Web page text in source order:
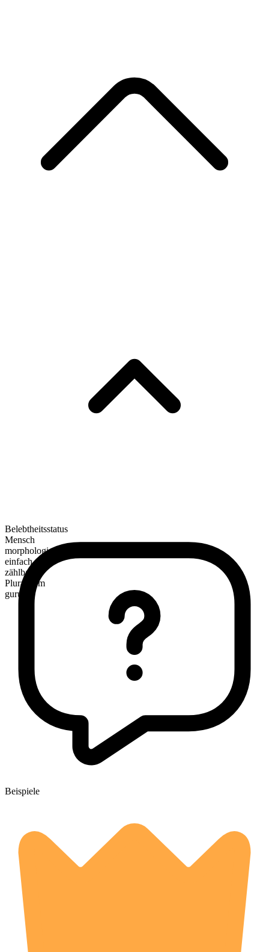
Belebtheitsstatus
Mensch
morphologische Zusammensetzung
einfach
zählbar
Pluralform
gurus
Beispiele